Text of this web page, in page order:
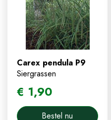
Carex pendula P9
Siergrassen
€ 1,90
Bestel nu